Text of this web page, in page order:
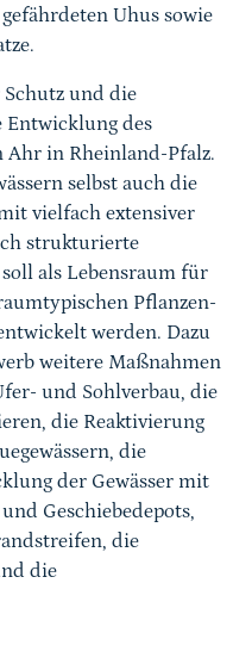
Uhus sowie
Schutz und die
Entwicklung des
Ahr in Rheinland-Pfalz.
selbst auch die
vielfach extensiver
strukturierte
als Lebensraum für
Pflanzen-
werden. Dazu
weitere Maßnahmen
und Sohlverbau, die
die Reaktivierung
die
der Gewässer mit
Geschiebedepots,
die
die